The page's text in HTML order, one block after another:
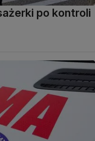
po kontroli